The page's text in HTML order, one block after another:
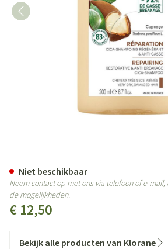
€ 12,50
Niet beschikbaar
Neem contact op met ons via telefoon of e-
de mogelijkheden.
Bekijk alle producten van Klorane